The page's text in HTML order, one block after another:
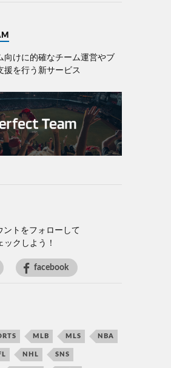
向けに的確なチーム運営やブ
援を⾏う新サービス
ントをフォローして
クしよう！
facebook
MLB MLS NBA
NHL SNS